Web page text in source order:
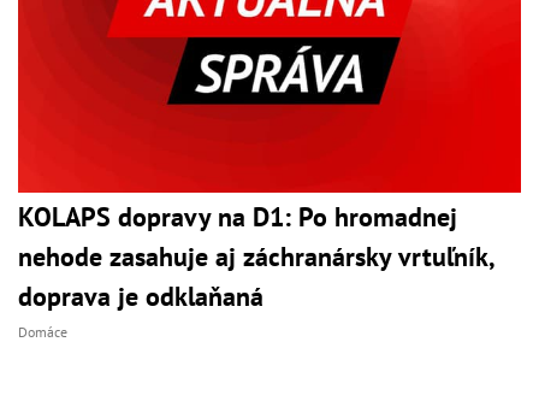
KOLAPS dopravy na D1: Po hromadnej
nehode zasahuje aj záchranársky vrtuľník,
doprava je odklaňaná
Domáce